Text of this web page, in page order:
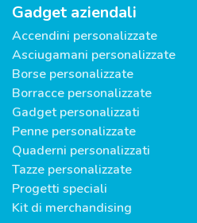
Gadget aziendali
Accendini personalizzate
Asciugamani personalizzate
Borse personalizzate
Borracce personalizzate
Gadget personalizzati
Penne personalizzate
Quaderni personalizzati
Tazze personalizzate
Progetti speciali
Kit di merchandising